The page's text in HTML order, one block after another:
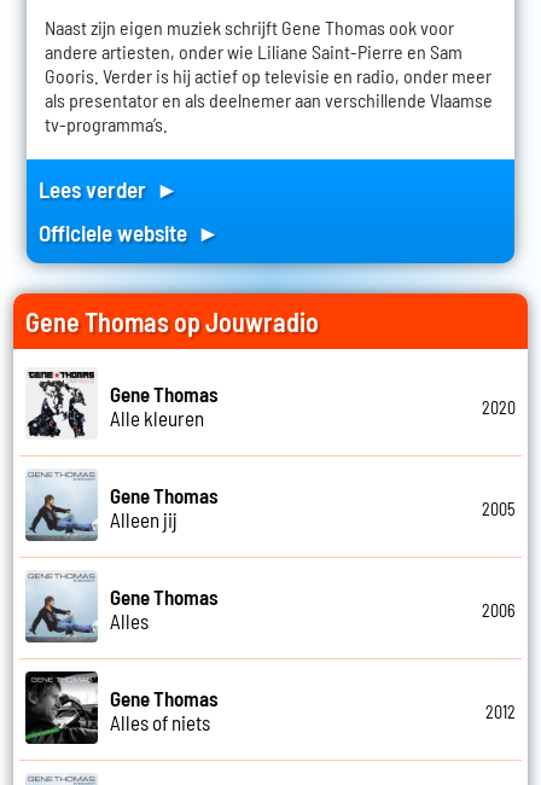
Naast zijn eigen muziek schrijft Gene Thomas ook voor
andere artiesten, onder wie Liliane Saint-Pierre en Sam
Gooris. Verder is hij actief op televisie en radio, onder meer
als presentator en als deelnemer aan verschillende Vlaamse
tv-programma’s.
Lees verder ►
Officiele website ►
Gene Thomas op Jouwradio
Gene Thomas
Alle kleuren
2020
Gene Thomas
Alleen jij
2005
Gene Thomas
Alles
2006
Gene Thomas
Alles of niets
2012